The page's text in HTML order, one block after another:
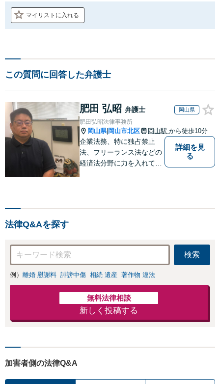
マイリストに入れる
この質問に回答した弁護士
肥田 弘昭 弁護士 岡山県
肥田弘昭法律事務所
岡山県| 岡山市北区 岡山駅 から徒歩10分
企業法務、特に独占禁止
法、フリーランス法などの
経済法分野に力を入れてい
詳細を見
る
法律Q&Aを探す
検索
例） 離婚 慰謝料 誹謗中傷 相続 遺産 著作物 違法
無料法律相談
新しく投稿する
加害者側の法律Q&A